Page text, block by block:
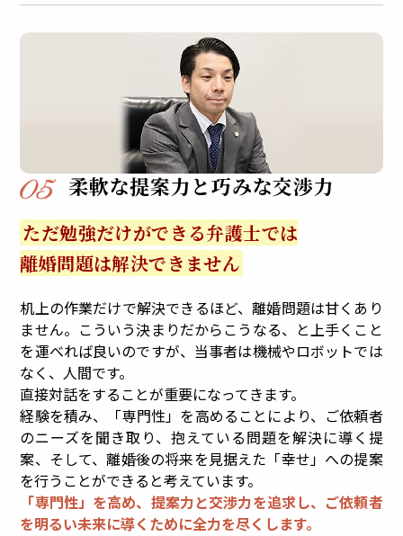
柔軟な提案力と巧みな交渉力
ただ勉強だけができる弁護士では
離婚問題は解決できません
机上の作業だけで解決できるほど、離婚問題は甘くあり
ません。こういう決まりだからこうなる、と上手くこと
を運べれば良いのですが、当事者は機械やロボットでは
なく、人間です。
直接対話をすることが重要になってきます。
経験を積み、「専門性」を高めることにより、ご依頼者
のニーズを聞き取り、抱えている問題を解決に導く提
案、そして、離婚後の将来を見据えた「幸せ」への提案
を行うことができると考えています。
「専門性」を高め、提案力と交渉力を追求し、ご依頼者
を明るい未来に導くために全力を尽くします。